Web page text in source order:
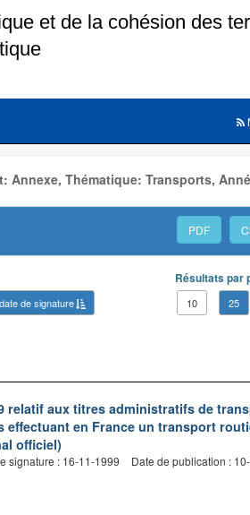
Annexe, Thématique: Transports,
PDF
date de signature
Résultats par
10 25
relatif aux titres administratifs de
en France un transport
officiel)
signature : 16-11-1999 Date de publication :